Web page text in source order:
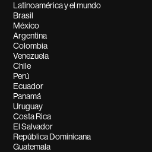
Latinoamérica y el mundo
Brasil
México
Argentina
Colombia
Venezuela
Chile
Perú
Ecuador
Panamá
Uruguay
Costa Rica
El Salvador
República Dominicana
Guatemala